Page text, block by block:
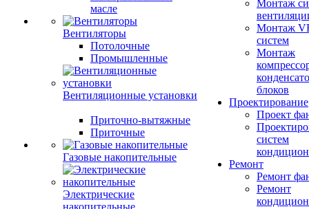
масле
Вентиляторы
Потолочные
Промышленные
Вентиляционные установки
Приточно-вытяжные
Приточные
Газовые накопительные
Электрические
накопительные
Монтаж
Монтаж
систем
Монтаж
блоков
Проектирование
Проект
систем
Ремонт
Ремонт
Ремонт